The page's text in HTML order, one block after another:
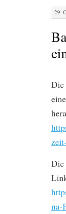
29.
Die
Die
na-